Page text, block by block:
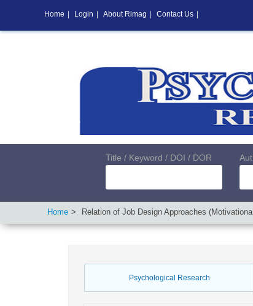
Title / Keyword / DOI / DOR
Home Relation of Job Design Approaches
Psychological Research
Home Login About Rimag Contact Us